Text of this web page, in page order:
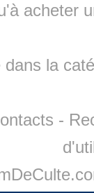
acheter
dans la
-